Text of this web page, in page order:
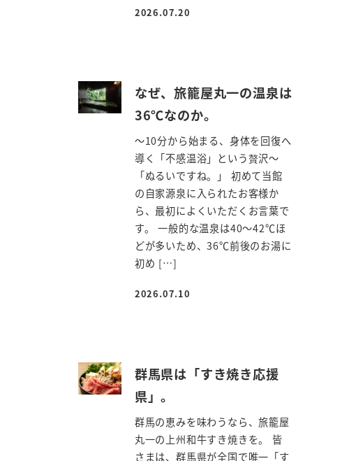
投稿日
2026.07.20
なぜ、旅籠屋丸一の温泉は
36℃なのか。
～10分から始まる、身体を回復へ
導く「不感温浴」という贅沢～
「ぬるいですね。」 初めて当館
の自家源泉に入られたお客様か
ら、最初によくいただくお言葉で
す。 一般的な温泉は40～42℃ほ
どが多いため、36℃前後のお湯に
初め […]
投稿日
2026.07.10
群馬県は「すき焼き応援
県」。
群馬の恵みを味わうなら、旅籠屋
丸一の上州和牛すき焼きを。 皆
さまは、群馬県が全国で唯一「す